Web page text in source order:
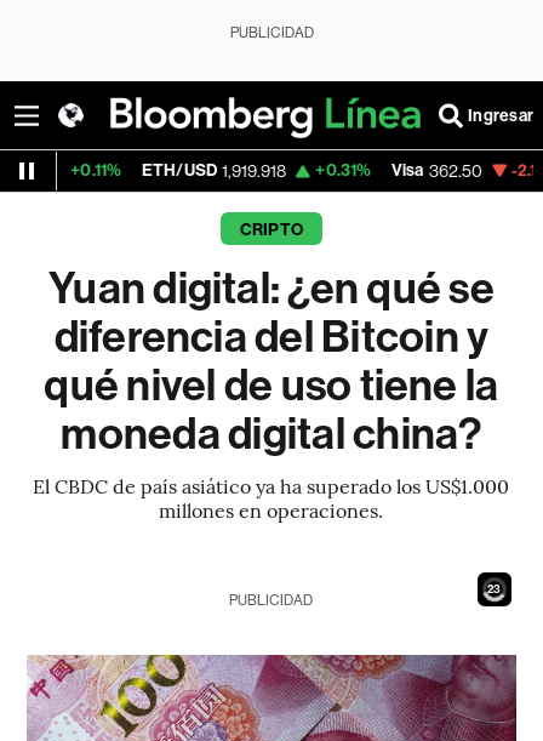
PUBLICIDAD
Ingresar
ETH/USD 1,919.918 +0.31% Visa 362.50 -2.15%
CRIPTO
Yuan digital: ¿en qué se
diferencia del Bitcoin y
qué nivel de uso tiene la
moneda digital china?
El CBDC de país asiático ya ha superado los US$1.000
millones en operaciones.
21
PUBLICIDAD